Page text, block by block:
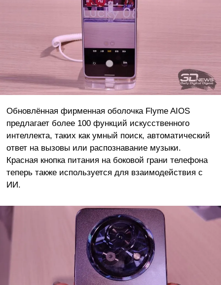
Обновлённая фирменная оболочка Flyme AIOS
предлагает более 100 функций искусственного
интеллекта, таких как умный поиск, автоматический
ответ на вызовы или распознавание музыки.
Красная кнопка питания на боковой грани телефона
теперь также используется для взаимодействия с
ИИ.